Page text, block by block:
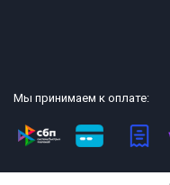
Мы принимаем к оплате:
2013-2026 СТР интернет-